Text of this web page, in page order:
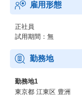
雇用形態
正社員
試用期間：無
勤務地
勤務地1
東京都 江東区 豊洲